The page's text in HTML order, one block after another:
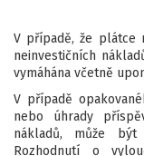
V případě, že plátce
neinvestičních
vymáhána včetně
V případě
nebo úhrady
nákladů, může
Rozhodnutí o